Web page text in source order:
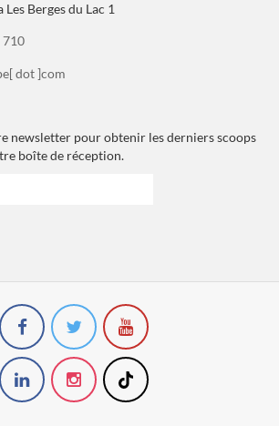
Berges du Lac 1
710
dot ]com
newsletter pour obtenir les derniers scoops
boîte de réception.